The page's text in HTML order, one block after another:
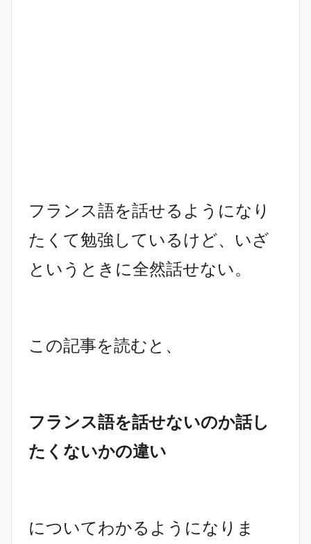
フランス語を話せるようになり
たくて勉強しているけど、いざ
というときに全然話せない。
この記事を読むと、
フランス語を話せないのか話し
たくないかの違い
についてわかるようになりま